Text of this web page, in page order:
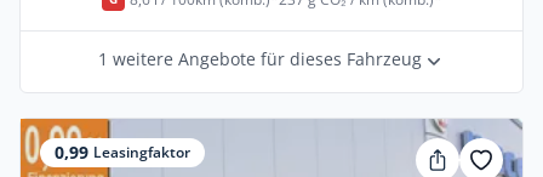
1 weitere Angebote für dieses Fahrzeug
0,99 Leasingfaktor